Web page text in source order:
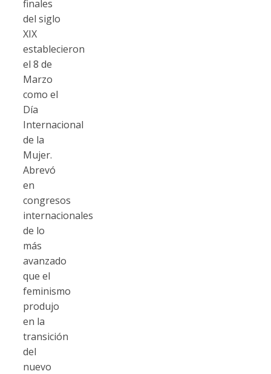
finales
del siglo
XIX
establecieron
el 8 de
Marzo
como el
Día
Internacional
de la
Mujer.
Abrevó
en
congresos
internacionales
de lo
más
avanzado
que el
feminismo
produjo
en la
transición
del
nuevo